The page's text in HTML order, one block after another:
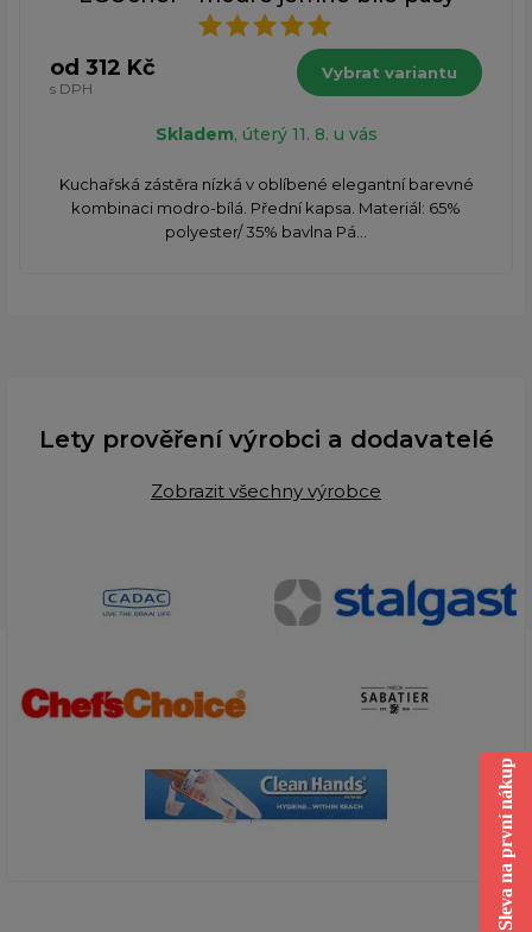
od 312 Kč
s DPH
Vybrat variantu
Skladem, úterý 11. 8. u vás
Kuchařská zástěra nízká v oblíbené elegantní barevné
kombinaci modro-bílá. Přední kapsa. Materiál: 65%
polyester/ 35% bavlna Pá...
Lety prověření výrobci a dodavatelé
Zobrazit všechny výrobce
Sleva na první nákup